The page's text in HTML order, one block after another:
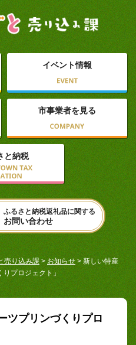
イベント情報
市事業者を見る
と納税
ふるさと納税返礼品に関する
お問い合わせ
売り込み課 > お知らせ > 新しい特産
プロジェクト」
ツプリンづくりプロ